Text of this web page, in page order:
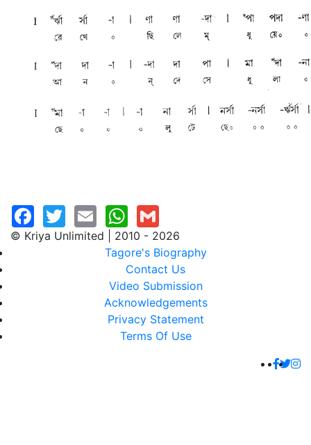
© Kriya Unlimited | 2010 - 2026
Tagore's Biography
Contact Us
Video Submission
Acknowledgements
Privacy Statement
Terms Of Use